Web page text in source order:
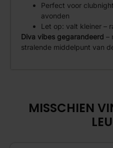
Perfect voor
avonden
Let op: valt kleiner –
Diva vibes gegarandeerd –
stralende middelpunt van
MISSCHIEN